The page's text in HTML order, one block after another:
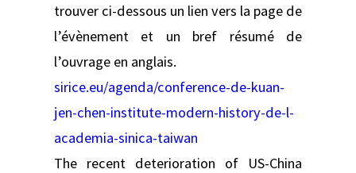
trouver ci-dessous un lien vers la page de
l’évènement et un bref résumé de
l’ouvrage en anglais.
sirice.eu/agenda/conference-de-kuan-
jen-chen-institute-modern-history-de-l-
academia-sinica-taiwan
The recent deterioration of US-China